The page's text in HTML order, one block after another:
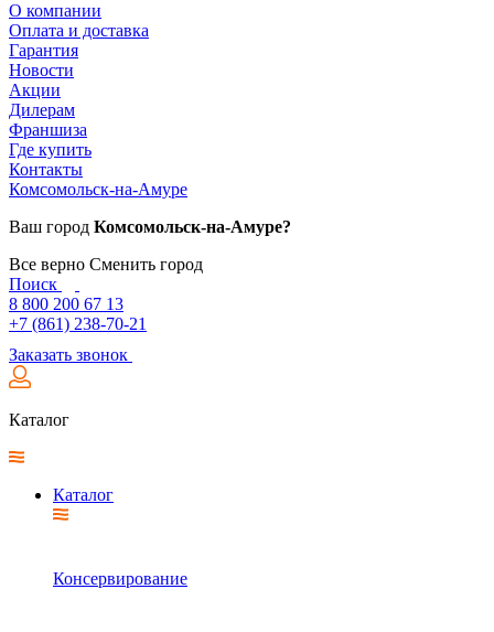
О компании
Оплата и доставка
Гарантия
Новости
Акции
Дилерам
Франшиза
Где купить
Контакты
Комсомольск-на-Амуре
Ваш город Комсомольск-на-Амуре?
Все верно Сменить город
Поиск
8 800 200 67 13
+7 (861) 238-70-21
Заказать звонок
Каталог
Каталог
Консервирование